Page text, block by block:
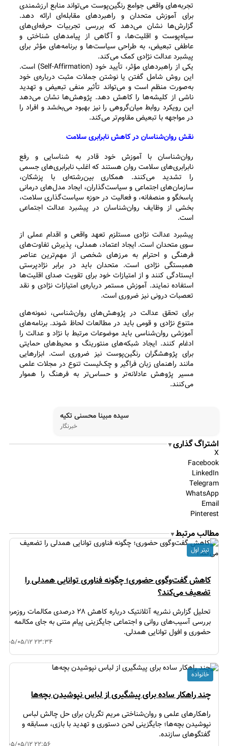
تجربه‌های واقعی جوامع رنگین‌پوست می‌تواند منابع ارزشمندی
برای آموزش متحدان و راهبردهای مقابله‌ای ارائه دهد.
گزارش‌ها نشان می‌دهد که بررسی تجربیات حرفه‌ای‌های
سیاه‌پوست و اقلیت‌ها، و آگاهی از پیامدهای شناختی و
عاطفی تبعیض، به طراحی سیاست‌ها و برنامه‌های مؤثر برای
پیشبرد عدالت نژادی کمک می‌کند.
یکی از راهبردهای مؤثر، تأیید خود (Self-Affirmation) است.
این روش شامل گفتن یا نوشتن جملات مثبت درباره‌ی خود
به‌صورت منظم است و می‌تواند تأثیر منفی تبعیض و تهدید
ناشی از کلیشه‌ها را کاهش دهد. پژوهش‌ها نشان می‌دهد
این رویکرد روابط میان‌گروهی را نیز بهبود می‌بخشد و افراد را
در مواجهه با تبعیض مقاوم‌تر می‌کند.
نقش روان‌شناسان در کاهش نابرابری سلامت
روان‌شناسان با آموزش خود قادر به شناسایی و رفع
نابرابری‌های سلامت روان هستند که اغلب نابرابری‌های جسمی
را تشدید می‌کنند. همکاری بین‌رشته‌ای با پزشکان،
سازمان‌های اجتماعی و سیاست‌گذاران، ایجاد مدل‌های درمانی
پاسخگو و منصفانه، و فعالیت در حوزه سیاست‌گذاری سلامت،
بخشی از وظایف روان‌شناسان در پیشبرد عدالت اجتماعی
است.
پیشبرد عدالت نژادی مستلزم تعهد واقعی و اقدام عملی از
سوی متحدان است. ایجاد اعتماد، همدلی، پذیرش تفاوت‌های
فرهنگی و احترام به مرزهای شخصی از مهم‌ترین عناصر
همبستگی نژادی است. متحدان باید در برابر نژادپرستی
ایستادگی کنند و از امتیازات خود برای تقویت صدای اقلیت‌ها
استفاده نمایند. آموزش مستمر درباره‌ی امتیازات نژادی و نقد
تعصبات درونی نیز ضروری است.
برای تحقق عدالت در پژوهش‌های روان‌شناسی، نمونه‌های
متنوع نژادی و قومی باید در مطالعات لحاظ شوند. برنامه‌های
آموزشی روان‌شناسی باید موضوعات مرتبط با نژاد و عدالت را
ادغام کنند. ایجاد شبکه‌های منتورینگ و محیط‌های حمایتی
برای پژوهشگران رنگین‌پوست نیز ضروری است. ابزارهایی
مانند راهنمای زبان فراگیر و چک‌لیست تنوع در مجلات علمی
مسیر پژوهش عادلانه‌تر و حساس‌تر به فرهنگ را هموار
می‌کنند.
سیده مبینا محسنی تکیه
خبرنگار
اشتراگ گذاری▼
X
Facebook
LinkedIn
Telegram
WhatsApp
Email
Pinterest
مطالب مرتبط▼
کاهش گفت‌وگوی حضوری؛ چگونه فناوری توانایی همدلی را
تضعیف می‌کند؟
تحلیل گزارش نشریه آتلانتیک درباره کاهش ۲۸ درصدی مکالمات روزمره؛
بررسی آسیب‌های روانی و اجتماعی جایگزینی پیام متنی به جای مکالمه
حضوری و افول توانایی همدلی.
۱۴۰۵/۰۵/۱۲ ۲۳:۳۴
تیتر اول
چند راهکار ساده برای پیشگیری از لباس نپوشیدن بچه‌ها
راهکارهای علمی و روان‌شناختی مریم تگریان برای حل چالش لباس
نپوشیدن بچه‌ها؛ جایگزینی لحن دستوری و تهدید با بازی، مسابقه و
گفتگوهای سازنده.
۱۴۰۵/۰۵/۱۲ ۲۲:۵۶
خانواده